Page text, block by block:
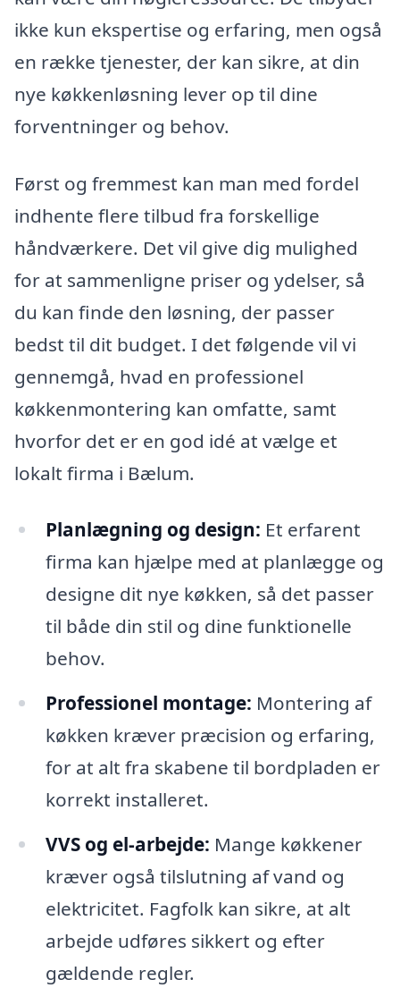
ikke kun ekspertise og erfaring, men også
en række tjenester, der kan sikre, at din
nye køkkenløsning lever op til dine
forventninger og behov.
Først og fremmest kan man med fordel
indhente flere tilbud fra forskellige
håndværkere. Det vil give dig mulighed
for at sammenligne priser og ydelser, så
du kan finde den løsning, der passer
bedst til dit budget. I det følgende vil vi
gennemgå, hvad en professionel
køkkenmontering kan omfatte, samt
hvorfor det er en god idé at vælge et
lokalt firma i Bælum.
Planlægning og design: Et erfarent
firma kan hjælpe med at planlægge og
designe dit nye køkken, så det passer
til både din stil og dine funktionelle
behov.
Professionel montage: Montering af
køkken kræver præcision og erfaring,
for at alt fra skabene til bordpladen er
korrekt installeret.
VVS og el-arbejde: Mange køkkener
kræver også tilslutning af vand og
elektricitet. Fagfolk kan sikre, at alt
arbejde udføres sikkert og efter
gældende regler.